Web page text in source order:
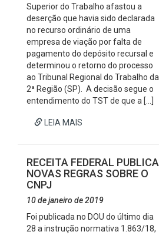
Superior do Trabalho afastou a
deserção que havia sido declarada
no recurso ordinário de uma
empresa de viação por falta de
pagamento do depósito recursal e
determinou o retorno do processo
ao Tribunal Regional do Trabalho da
2ª Região (SP). A decisão segue o
entendimento do TST de que a […]
LEIA MAIS
RECEITA FEDERAL PUBLICA
NOVAS REGRAS SOBRE O
CNPJ
10 de janeiro de 2019
Foi publicada no DOU do último dia
28 a instrução normativa 1.863/18,